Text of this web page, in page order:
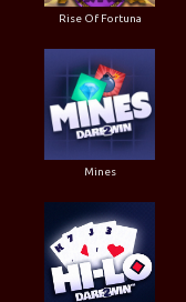
Rise Of Fortuna
Mines